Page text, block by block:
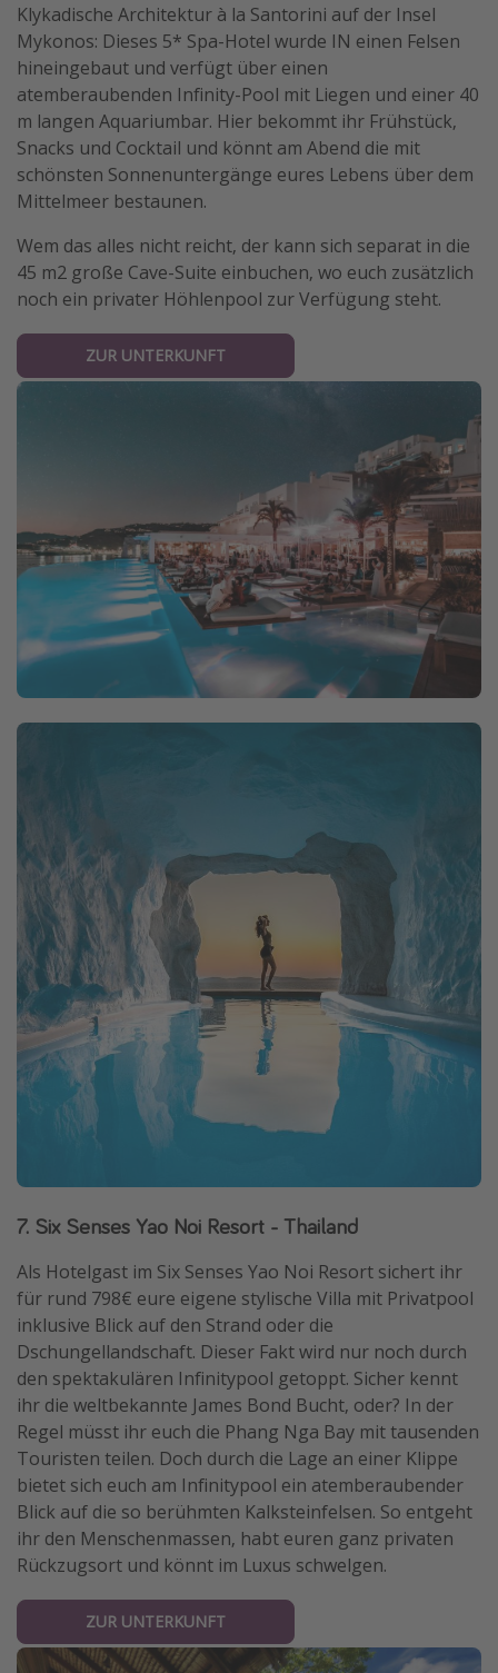
Klykadische Architektur à la Santorini auf der Insel
Mykonos: Dieses 5* Spa-Hotel wurde IN einen Felsen
hineingebaut und verfügt über einen
atemberaubenden Infinity-Pool mit Liegen und einer 40
m langen Aquariumbar. Hier bekommt ihr Frühstück,
Snacks und Cocktail und könnt am Abend die mit
schönsten Sonnenuntergänge eures Lebens über dem
Mittelmeer bestaunen.
Wem das alles nicht reicht, der kann sich separat in die
45 m2 große Cave-Suite einbuchen, wo euch zusätzlich
noch ein privater Höhlenpool zur Verfügung steht.
ZUR UNTERKUNFT
7. Six Senses Yao Noi Resort - Thailand
Als Hotelgast im Six Senses Yao Noi Resort sichert ihr
für rund 798€ eure eigene stylische Villa mit Privatpool
inklusive Blick auf den Strand oder die
Dschungellandschaft. Dieser Fakt wird nur noch durch
den spektakulären Infinitypool getoppt. Sicher kennt
ihr die weltbekannte James Bond Bucht, oder? In der
Regel müsst ihr euch die Phang Nga Bay mit tausenden
Touristen teilen. Doch durch die Lage an einer Klippe
bietet sich euch am Infinitypool ein atemberaubender
Blick auf die so berühmten Kalksteinfelsen. So entgeht
ihr den Menschenmassen, habt euren ganz privaten
Rückzugsort und könnt im Luxus schwelgen.
ZUR UNTERKUNFT